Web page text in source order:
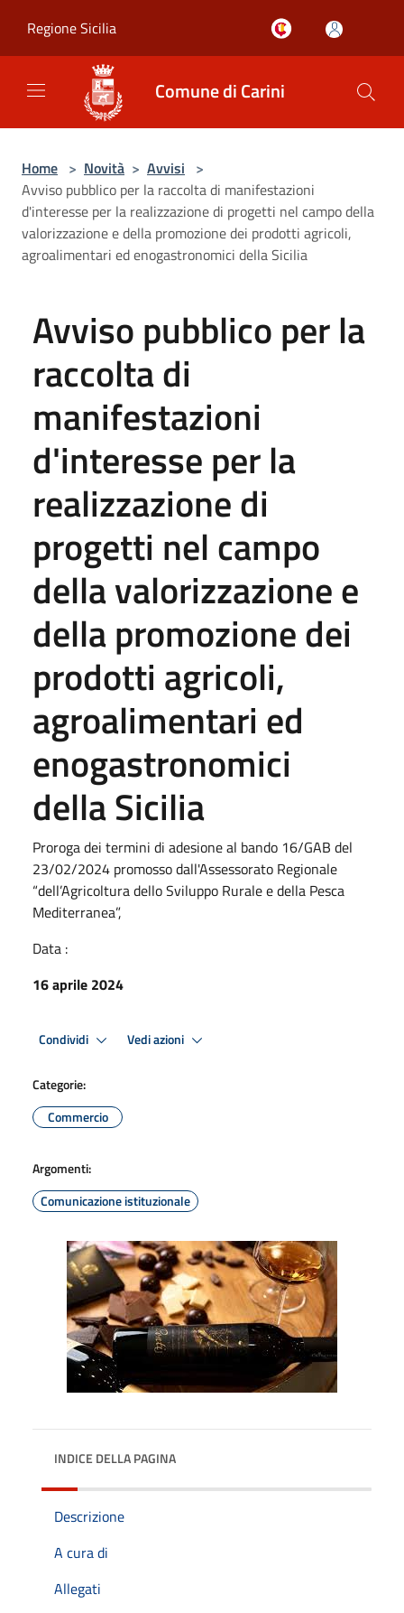
Regione Sicilia
Comune di Carini
Home > Novità > Avvisi >
Avviso pubblico per la raccolta di manifestazioni
d'interesse per la realizzazione di progetti nel campo della
valorizzazione e della promozione dei prodotti agricoli,
agroalimentari ed enogastronomici della Sicilia
Avviso pubblico per la
raccolta di
manifestazioni
d'interesse per la
realizzazione di
progetti nel campo
della valorizzazione e
della promozione dei
prodotti agricoli,
agroalimentari ed
enogastronomici
della Sicilia
Proroga dei termini di adesione al bando 16/GAB del
23/02/2024 promosso dall'Assessorato Regionale
“dell’Agricoltura dello Sviluppo Rurale e della Pesca
Mediterranea”,
Data :
16 aprile 2024
Condividi Vedi azioni
Categorie:
Commercio
Argomenti:
Comunicazione istituzionale
INDICE DELLA PAGINA
Descrizione
A cura di
Allegati